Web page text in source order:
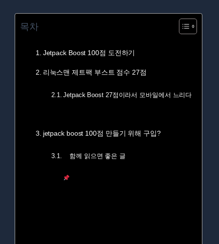
목차
Jetpack Boost 100점 도전하기
리눅스맨 제트팩 부스트 점수 27점
Jetpack Boost 27점이라서 모바일에서 느리다
jetpack boost 100점 만들기 위해 구입?
함께 읽으면 좋은 글